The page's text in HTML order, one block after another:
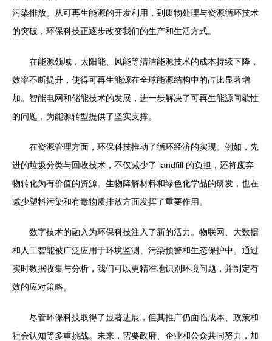
污染排放。从可再生能源的开发利用，到废物处理与资源循环技术
的突破，环保科技正逐步改变我们的生产和生活方式。
在能源领域，太阳能、风能等清洁能源技术的成本持续下降，
效率不断提升，使得可再生能源在全球能源结构中的占比显著增
加。智能电网和储能技术的发展，进一步解决了可再生能源间歇性
的问题，为能源转型提供了坚实支撑。
在资源管理方面，环保科技推动了循环经济的实现。例如，先
进的垃圾分类与回收技术，不仅减少了 landfill 的负担，还将废弃
物转化为有价值的资源。生物降解材料和绿色化学品的研发，也在
减少塑料污染和有毒物质排放方面发挥了重要作用。
数字技术的融入为环保科技注入了新的活力。物联网、大数据
和人工智能被广泛应用于环境监测、污染预警和生态保护中。通过
实时数据收集与分析，我们可以更精准地识别环境问题，并制定有
效的应对策略。
尽管环保科技取得了显著进展，但其推广仍面临成本、政策和
社会认知等多重挑战。未来，需要政府、企业和公众共同努力，加